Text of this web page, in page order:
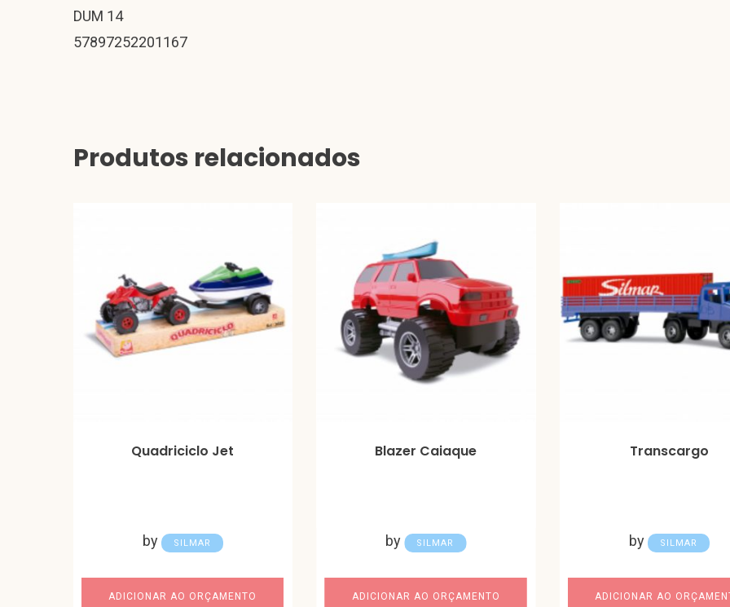
DUM 14
57897252201167
Produtos relacionados
Quadriciclo Jet
by SILMAR
ADICIONAR AO ORÇAMENTO
Blazer Caiaque
by SILMAR
ADICIONAR AO ORÇAMENTO
Transcargo
by SILMAR
ADICIONAR AO